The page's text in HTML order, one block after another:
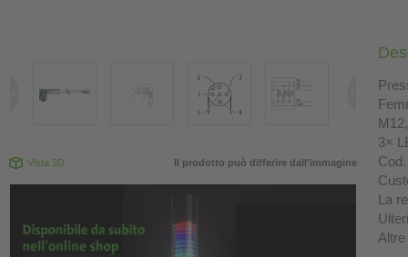
Vista 3D Il prodotto può differire dall'immagine
3×
La